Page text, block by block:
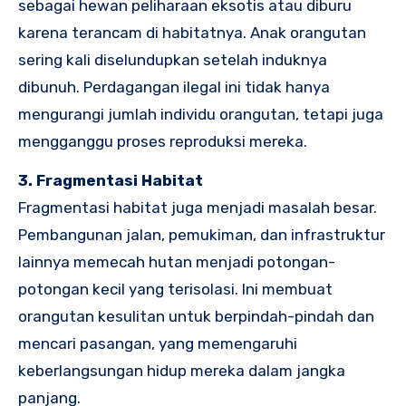
sebagai hewan peliharaan eksotis atau diburu
karena terancam di habitatnya. Anak orangutan
sering kali diselundupkan setelah induknya
dibunuh. Perdagangan ilegal ini tidak hanya
mengurangi jumlah individu orangutan, tetapi juga
mengganggu proses reproduksi mereka.
3. Fragmentasi Habitat
Fragmentasi habitat juga menjadi masalah besar.
Pembangunan jalan, pemukiman, dan infrastruktur
lainnya memecah hutan menjadi potongan-
potongan kecil yang terisolasi. Ini membuat
orangutan kesulitan untuk berpindah-pindah dan
mencari pasangan, yang memengaruhi
keberlangsungan hidup mereka dalam jangka
panjang.